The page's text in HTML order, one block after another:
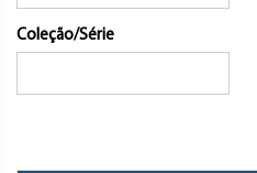
Coleção/Série